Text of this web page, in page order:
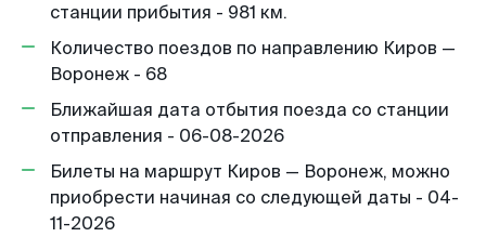
станции прибытия - 981 км.
Количество поездов по направлению Киров —
Воронеж - 68
Ближайшая дата отбытия поезда со станции
отправления - 06-08-2026
Билеты на маршрут Киров — Воронеж, можно
приобрести начиная со следующей даты - 04-
11-2026